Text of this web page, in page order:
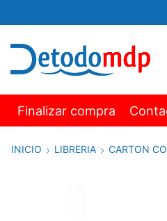
Finalizar compra
INICIO LIBRERIA CARTON